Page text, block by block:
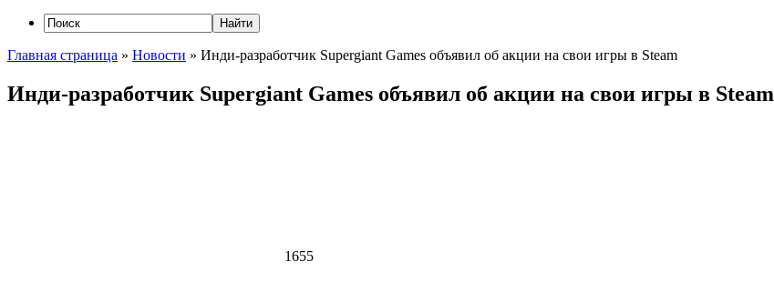
Главная страница » Новости » Инди-разработчик Supergiant Games объявил об акции на свои игры в Steam
Инди-разработчик Supergiant Games объявил об акции на свои игры в Steam
1655